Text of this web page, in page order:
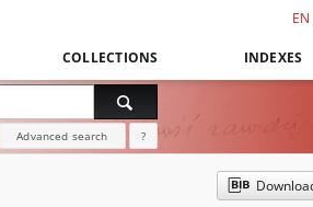
EN
COLLECTIONS INDEXES
Advanced search ?